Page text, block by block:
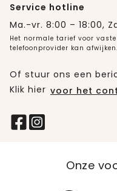
Service hotline
Ma.-vr. 8:00 – 18:00,
Het normale tarief voor
telefoonprovider kan afwijken.
Of stuur ons een
Klik hier voor het
Onze